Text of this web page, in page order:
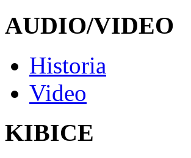
AUDIO/VIDEO
Historia
Video
KIBICE